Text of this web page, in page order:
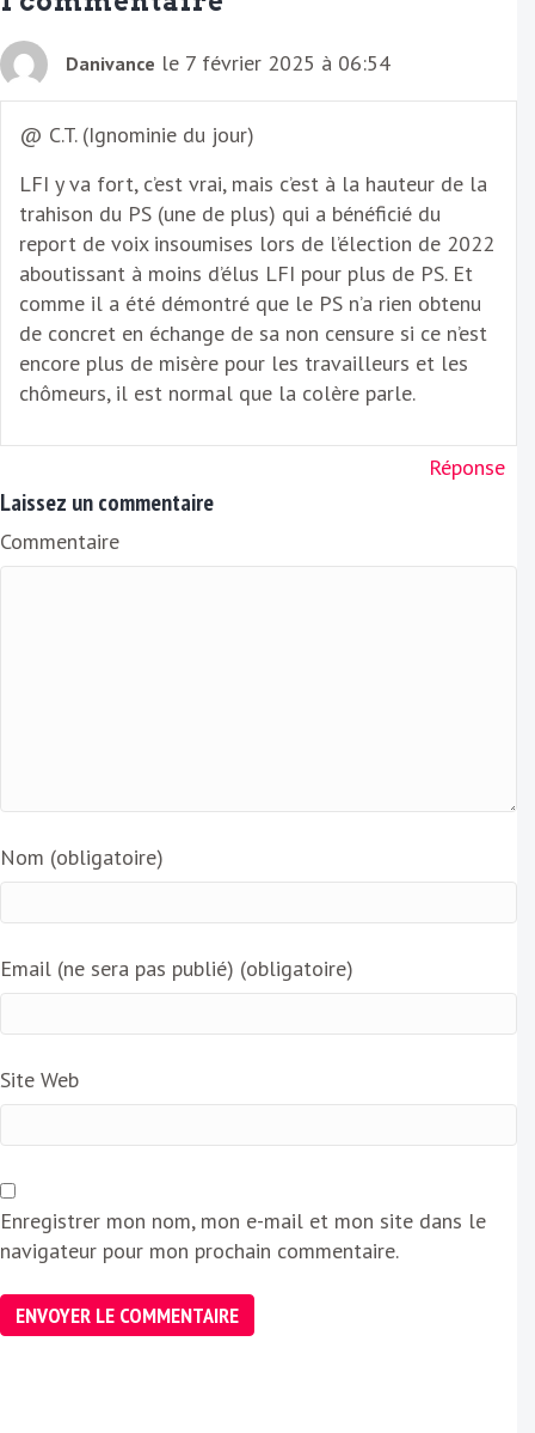
i
l
Danivance le 7 février 2025 à 06:54
@ C.T. (Ignominie du jour)
LFI y va fort, c’est vrai, mais c’est à la hauteur de la
trahison du PS (une de plus) qui a bénéficié du
report de voix insoumises lors de l’élection de 2022
aboutissant à moins d’élus LFI pour plus de PS. Et
comme il a été démontré que le PS n’a rien obtenu
de concret en échange de sa non censure si ce n’est
encore plus de misère pour les travailleurs et les
chômeurs, il est normal que la colère parle.
Réponse
Laissez un commentaire
Commentaire
Nom (obligatoire)
Email (ne sera pas publié) (obligatoire)
Site Web
Enregistrer mon nom, mon e-mail et mon site dans le
navigateur pour mon prochain commentaire.